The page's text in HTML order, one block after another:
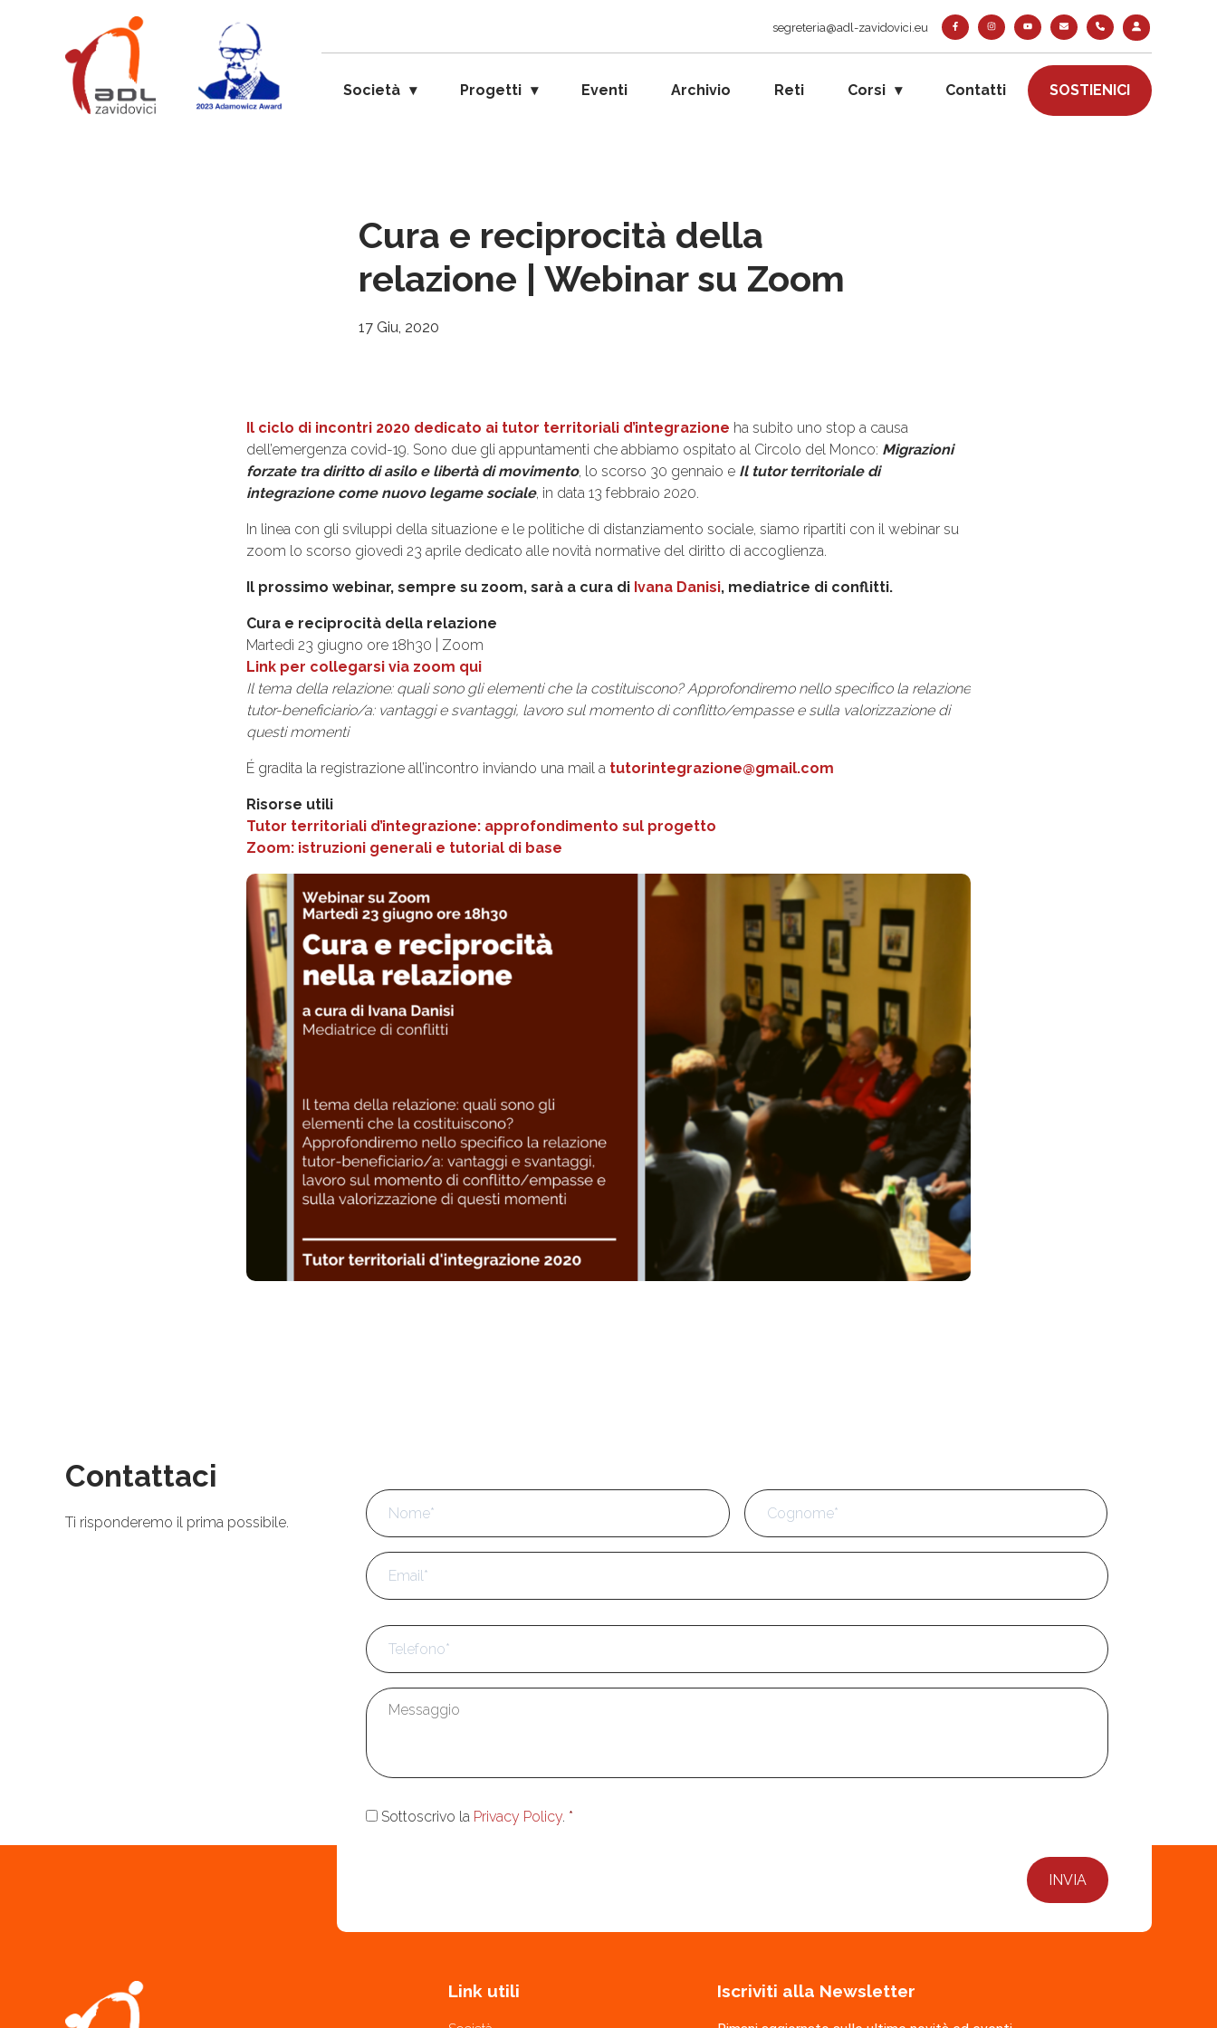
segreteria@adl-zavidovici.eu
Società Progetti Eventi Archivio Reti Corsi Contatti SOSTIENICI
Cura e reciprocità della
relazione | Webinar su Zoom
17 Giu, 2020
Il ciclo di incontri 2020 dedicato ai tutor territoriali d’integrazione ha subito uno stop a causa
dell’emergenza covid-19. Sono due gli appuntamenti che abbiamo ospitato al Circolo del Monco: Migrazioni
forzate tra diritto di asilo e libertà di movimento, lo scorso 30 gennaio e Il tutor territoriale di
integrazione come nuovo legame sociale, in data 13 febbraio 2020.
In linea con gli sviluppi della situazione e le politiche di distanziamento sociale, siamo ripartiti con il webinar su
zoom lo scorso giovedì 23 aprile dedicato alle novità normative del diritto di accoglienza.
Il prossimo webinar, sempre su zoom, sarà a cura di Ivana Danisi, mediatrice di conflitti.
Cura e reciprocità della relazione
Martedì 23 giugno ore 18h30 | Zoom
Link per collegarsi via zoom qui
Il tema della relazione: quali sono gli elementi che la costituiscono? Approfondiremo nello specifico la relazione
tutor-beneficiario/a: vantaggi e svantaggi, lavoro sul momento di conflitto/empasse e sulla valorizzazione di
questi momenti
É gradita la registrazione all’incontro inviando una mail a tutorintegrazione@gmail.com
Risorse utili
Tutor territoriali d’integrazione: approfondimento sul progetto
Zoom: istruzioni generali e tutorial di base
Contattaci
Ti risponderemo il prima possibile.
Nome * Nome
Email
Telefono *
Messaggio
Consenso
Sottoscrivo la Privacy Policy. *
Link utili Iscriviti alla Newsletter